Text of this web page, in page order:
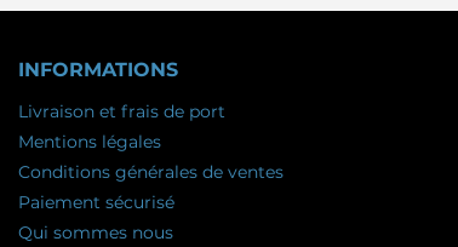
INFORMATIONS
Livraison et frais de port
Mentions légales
Conditions générales de ventes
Paiement sécurisé
Qui sommes nous